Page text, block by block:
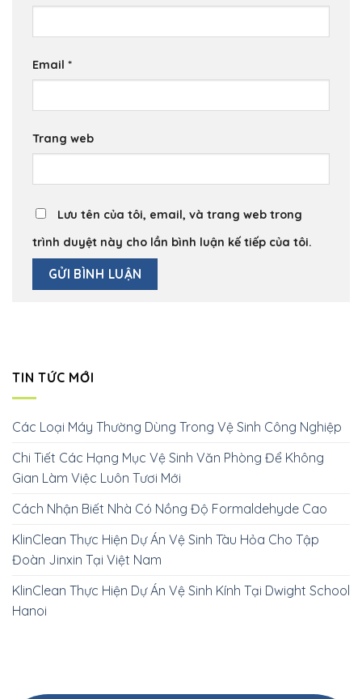
Email *
Trang web
Lưu tên của tôi, email, và trang web trong
trình duyệt này cho lần bình luận kế tiếp của tôi.
TIN TỨC MỚI
Các Loại Máy Thường Dùng Trong Vệ Sinh Công Nghiệp
Chi Tiết Các Hạng Mục Vệ Sinh Văn Phòng Để Không
Gian Làm Việc Luôn Tươi Mới
Cách Nhận Biết Nhà Có Nồng Độ Formaldehyde Cao
KlinClean Thực Hiện Dự Án Vệ Sinh Tàu Hỏa Cho Tập
Đoàn Jinxin Tại Việt Nam
KlinClean Thực Hiện Dự Án Vệ Sinh Kính Tại Dwight School
Hanoi